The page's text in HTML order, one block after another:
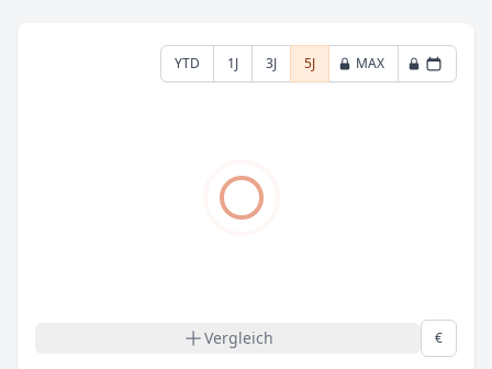
YTD 1J 3J 5J MAX
Vergleich €